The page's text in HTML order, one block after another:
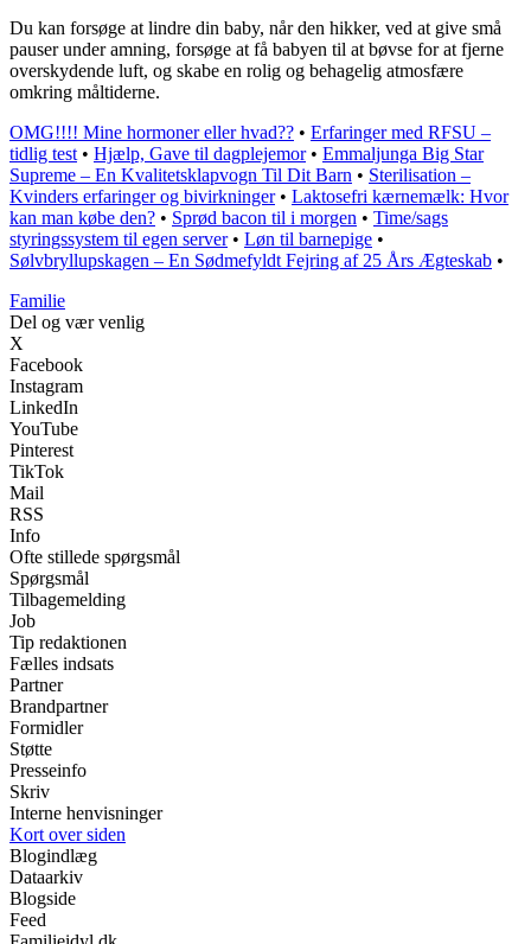
Du kan forsøge at lindre din baby, når den hikker, ved at give små
pauser under amning, forsøge at få babyen til at bøvse for at fjerne
overskydende luft, og skabe en rolig og behagelig atmosfære
omkring måltiderne.
OMG!!!! Mine hormoner eller hvad?? • Erfaringer med RFSU –
tidlig test • Hjælp, Gave til dagplejemor• Emmaljunga Big Star
Supreme – En Kvalitetsklapvogn Til Dit Barn • Sterilisation –
Kvinders erfaringer og bivirkninger• Laktosefri kærnemælk: Hvor
kan man købe den? • Sprød bacon til i morgen • Time/sags
styringssystem til egen server• Løn til barnepige •
Sølvbryllupskagen – En Sødmefyldt Fejring af 25 Års Ægteskab •
Familie
Del og vær venlig
X
Facebook
Instagram
LinkedIn
YouTube
Pinterest
TikTok
Mail
RSS
Info
Ofte stillede spørgsmål
Spørgsmål
Tilbagemelding
Job
Tip redaktionen
Fælles indsats
Partner
Brandpartner
Formidler
Støtte
Presseinfo
Skriv
Interne henvisninger
Kort over siden
Blogindlæg
Dataarkiv
Blogside
Feed